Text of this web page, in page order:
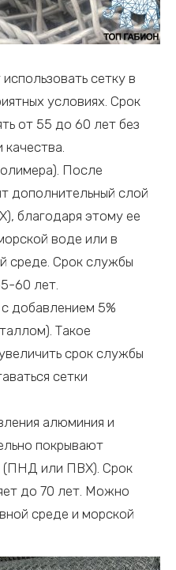
сетку в
условиях. Срок
от 55 до 60 лет без
После
дополнительный слой
благодаря этому ее
воде или в
среде. Срок службы
60 лет.
добавлением 5%
Такое
срок службы
сетки
алюминия и
покрывают
(ПНД или ПВХ). Срок
до 70 лет. Можно
среде и морской